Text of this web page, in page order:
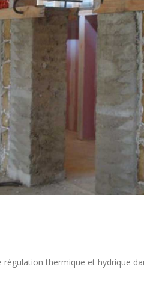
thermique et hydrique